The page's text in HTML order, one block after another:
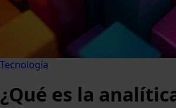
Tecnología
¿Qué es la